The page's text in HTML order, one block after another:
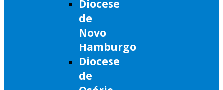
Diocese
de
Novo
Hamburgo
Diocese
de